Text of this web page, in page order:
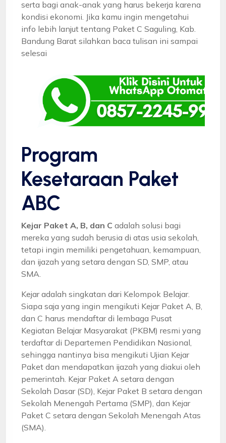
serta bagi anak-anak yang harus bekerja karena
kondisi ekonomi. Jika kamu ingin mengetahui
info lebih lanjut tentang Paket C Saguling, Kab.
Bandung Barat silahkan baca tulisan ini sampai
selesai
Program
Kesetaraan Paket
ABC
Kejar Paket A, B, dan C adalah solusi bagi
mereka yang sudah berusia di atas usia sekolah,
tetapi ingin memiliki pengetahuan, kemampuan,
dan ijazah yang setara dengan SD, SMP, atau
SMA.
Kejar adalah singkatan dari Kelompok Belajar.
Siapa saja yang ingin mengikuti Kejar Paket A, B,
dan C harus mendaftar di lembaga Pusat
Kegiatan Belajar Masyarakat (PKBM) resmi yang
terdaftar di Departemen Pendidikan Nasional,
sehingga nantinya bisa mengikuti Ujian Kejar
Paket dan mendapatkan ijazah yang diakui oleh
pemerintah. Kejar Paket A setara dengan
Sekolah Dasar (SD), Kejar Paket B setara dengan
Sekolah Menengah Pertama (SMP), dan Kejar
Paket C setara dengan Sekolah Menengah Atas
(SMA).